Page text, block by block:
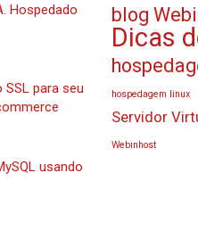
Hospedado
para seu
usando
blog
Dicas
hospedagem linux
Servidor
Webinhost